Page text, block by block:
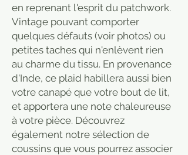
en reprenant l'esprit du patchwork.
Vintage pouvant comporter
quelques défauts (voir photos) ou
petites taches qui n'enlèvent rien
au charme du tissu. En provenance
d'Inde, ce plaid habillera aussi bien
votre canapé que votre bout de lit,
et apportera une note chaleureuse
à votre pièce. Découvrez
également notre sélection de
coussins que vous pourrez associer